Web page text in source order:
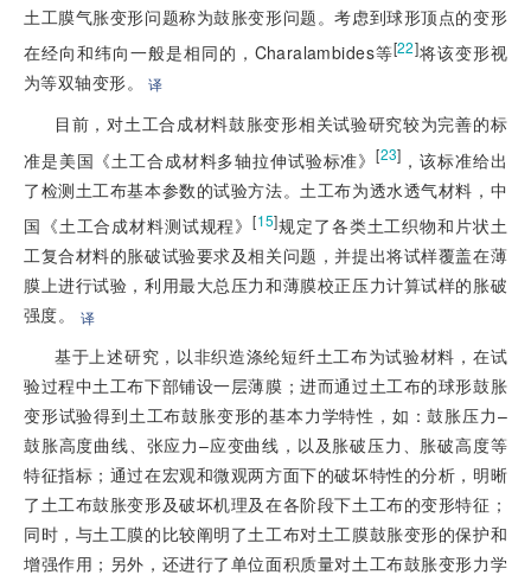
土工膜气胀变形问题称为鼓胀变形问题。考虑到球形顶点的变形
在经向和纬向一般是相同的，Charalambides等[22]将该变形视
为等双轴变形。译
目前，对土工合成材料鼓胀变形相关试验研究较为完善的标
准是美国《土工合成材料多轴拉伸试验标准》[23] ，该标准给出
了检测土工布基本参数的试验方法。土工布为透水透气材料，中
国《土工合成材料测试规程》[15]规定了各类土工织物和片状土
工复合材料的胀破试验要求及相关问题，并提出将试样覆盖在薄
膜上进行试验，利用最大总压力和薄膜校正压力计算试样的胀破
强度。
译
基于上述研究，以非织造涤纶短纤土工布为试验材料，在试
验过程中土工布下部铺设一层薄膜；进而通过土工布的球形鼓胀
变形试验得到土工布鼓胀变形的基本力学特性，如：鼓胀压力–
鼓胀高度曲线、张应力–应变曲线，以及胀破压力、胀破高度等
特征指标；通过在宏观和微观两方面下的破坏特性的分析，明晰
了土工布鼓胀变形及破坏机理及在各阶段下土工布的变形特征；
同时，与土工膜的比较阐明了土工布对土工膜鼓胀变形的保护和
增强作用；另外，还进行了单位面积质量对土工布鼓胀变形力学